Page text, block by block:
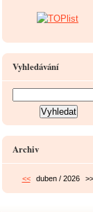
Vyhledávání
Archiv
<< duben / 2026 >>